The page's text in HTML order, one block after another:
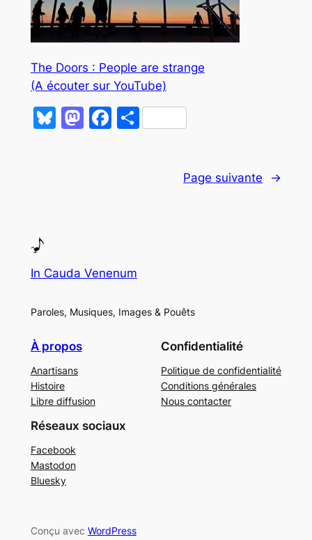
The Doors : People are strange
(A écouter sur YouTube)
Bluesky
Mastodon
Facebook
Partager
Page suivante →
In Cauda Venenum
Paroles, Musiques, Images & Pouêts
À propos
Anartisans
Histoire
Libre diffusion
Confidentialité
Politique de confidentialité
Conditions générales
Nous contacter
Réseaux sociaux
Facebook
Mastodon
Bluesky
Conçu avec WordPress